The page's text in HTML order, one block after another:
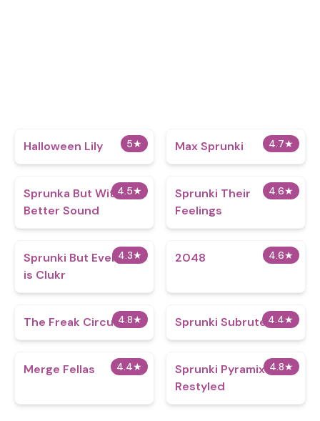
5★
Halloween Lily 4.7★
Max Sprunki
4.5★
​Sprunka But With
Better Sound
4.6★
Sprunki Their
Feelings
4.3★
Sprunki But Everyone
is Clukr
4.6★
2048
4.8★
The Freak Circus 4.4★
Sprunki Subrute
4.4★
Merge Fellas 4.8★
Sprunki Pyramixed
Restyled